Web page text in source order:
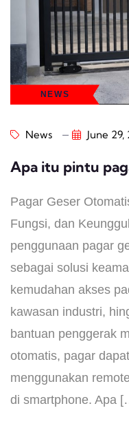
NEWS
News June 29,
Apa itu pintu
Pagar Geser
Fungsi, dan
penggunaan pagar
sebagai solusi
kemudahan akses
kawasan industri,
bantuan penggerak
otomatis, pagar
menggunakan
di smartphone. Apa